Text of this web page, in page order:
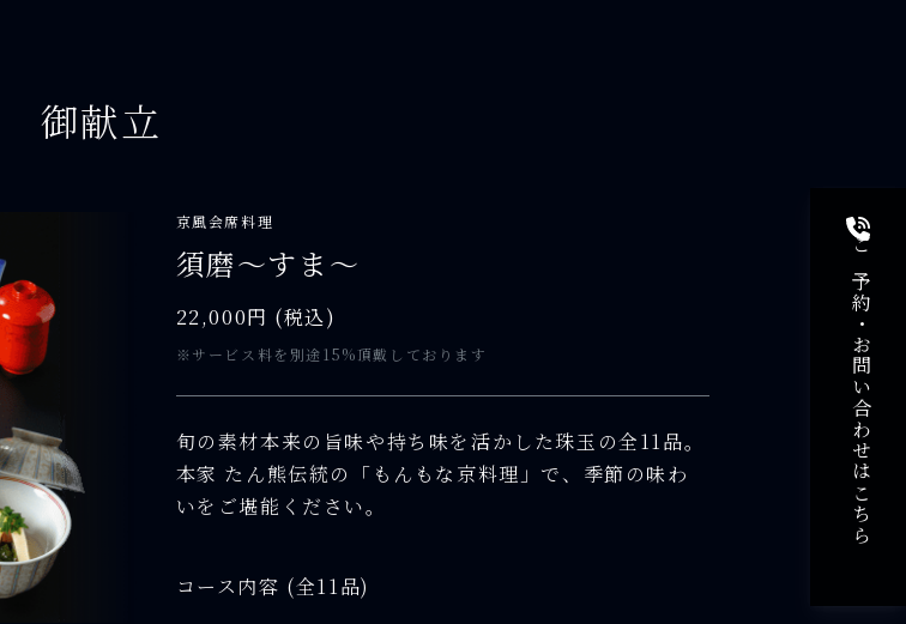
ご予約・お問い合わせはこちら
御献立
京風会席料理
須磨～すま～
22,000円 (税込)
※サービス料を別途15%頂戴しております
旬の素材本来の旨味や持ち味を活かした珠玉の全11品。
本家 たん熊伝統の「もんもな京料理」で、季節の味わ
いをご堪能ください。
コース内容 (全11品)